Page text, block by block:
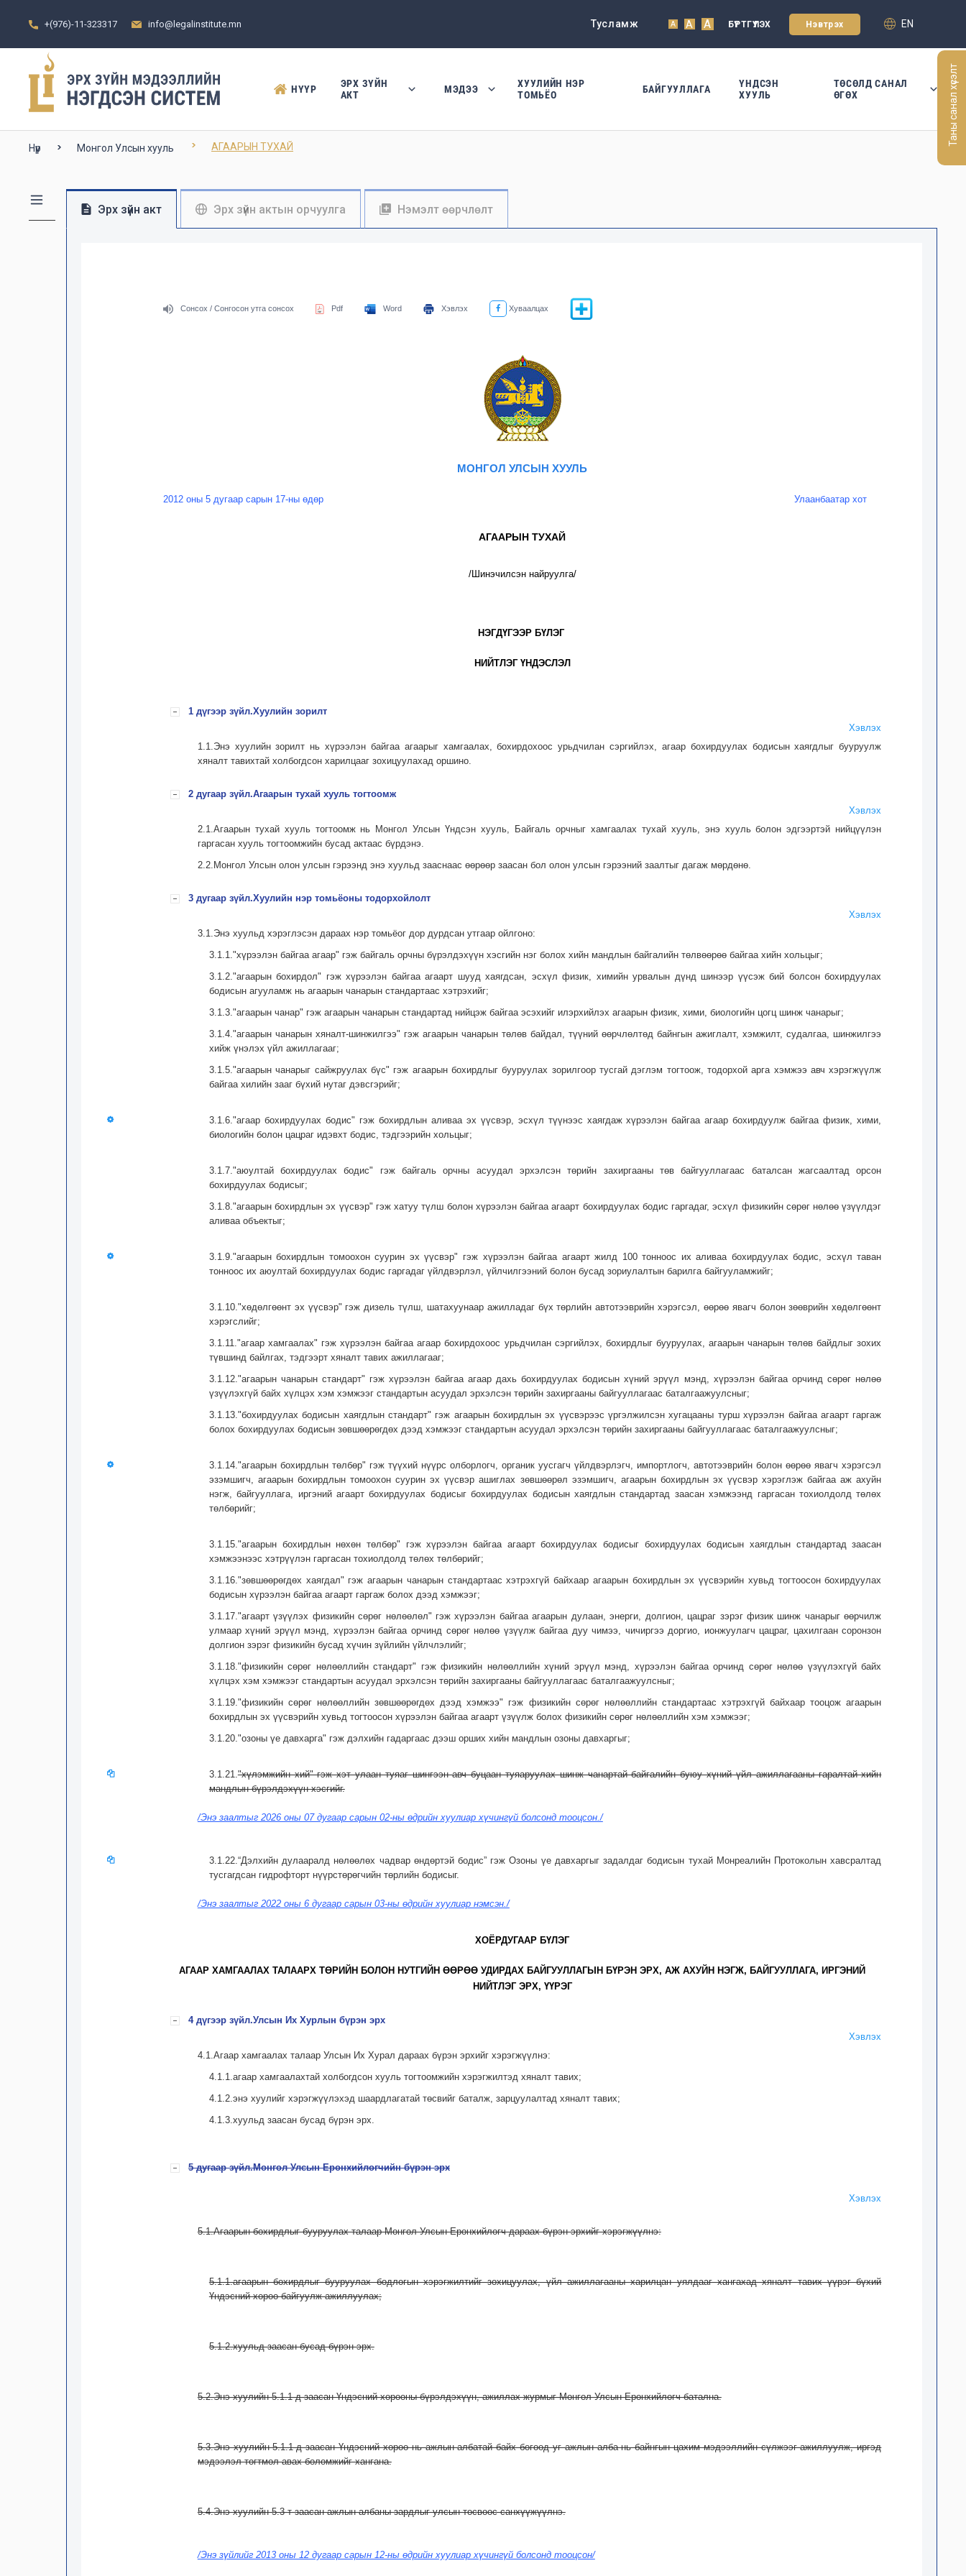
+(976)-11-323317 info@legalinstitute.mn Тусламж A A A БҮРТГҮҮЛЭХ Нэвтрэх EN
НҮҮР
ЭРХ ЗҮЙН
АКТ
МЭДЭЭ
ХУУЛИЙН НЭР
ТОМЬЁО
БАЙГУУЛЛАГА
ҮНДСЭН
ХУУЛЬ
ТӨСӨЛД САНАЛ
ӨГӨХ
Нүүр Монгол Улсын хууль АГААРЫН ТУХАЙ
Эрх зүйн акт Эрх зүйн актын орчуулга Нэмэлт өөрчлөлт
Сонсох / Сонгосон утга сонсох Pdf Word Хэвлэх Хуваалцах
МОНГОЛ УЛСЫН ХУУЛЬ
2012 оны 5 дугаар сарын 17-ны өдөр Улаанбаатар хот
АГААРЫН ТУХАЙ
/Шинэчилсэн найруулга/
НЭГДҮГЭЭР БҮЛЭГ
НИЙТЛЭГ ҮНДЭСЛЭЛ
1 дүгээр зүйл.Хуулийн зорилт
Хэвлэх
1.1.Энэ хуулийн зорилт нь хүрээлэн байгаа агаарыг хамгаалах, бохирдохоос урьдчилан сэргийлэх, агаар бохирдуулах бодисын хаягдлыг бууруулж
хяналт тавихтай холбогдсон харилцааг зохицуулахад оршино.
2 дугаар зүйл.Агаарын тухай хууль тогтоомж
Хэвлэх
2.1.Агаарын тухай хууль тогтоомж нь Монгол Улсын Үндсэн хууль, Байгаль орчныг хамгаалах тухай хууль, энэ хууль болон эдгээртэй нийцүүлэн
гаргасан хууль тогтоомжийн бусад актаас бүрдэнэ.
2.2.Монгол Улсын олон улсын гэрээнд энэ хуульд зааснаас өөрөөр заасан бол олон улсын гэрээний заалтыг дагаж мөрдөнө.
3 дугаар зүйл.Хуулийн нэр томьёоны тодорхойлолт
Хэвлэх
3.1.Энэ хуульд хэрэглэсэн дараах нэр томьёог дор дурдсан утгаар ойлгоно:
3.1.1."хүрээлэн байгаа агаар" гэж байгаль орчны бүрэлдэхүүн хэсгийн нэг болох хийн мандлын байгалийн төлвөөрөө байгаа хийн хольцыг;
3.1.2."агаарын бохирдол" гэж хүрээлэн байгаа агаарт шууд хаягдсан, эсхүл физик, химийн урвалын дүнд шинээр үүсэж бий болсон бохирдуулах
бодисын агууламж нь агаарын чанарын стандартаас хэтрэхийг;
3.1.3."агаарын чанар" гэж агаарын чанарын стандартад нийцэж байгаа эсэхийг илэрхийлэх агаарын физик, хими, биологийн цогц шинж чанарыг;
3.1.4."агаарын чанарын хяналт-шинжилгээ" гэж агаарын чанарын төлөв байдал, түүний өөрчлөлтөд байнгын ажиглалт, хэмжилт, судалгаа, шинжилгээ
хийж үнэлэх үйл ажиллагааг;
3.1.5."агаарын чанарыг сайжруулах бүс" гэж агаарын бохирдлыг бууруулах зорилгоор тусгай дэглэм тогтоож, тодорхой арга хэмжээ авч хэрэгжүүлж
байгаа хилийн зааг бүхий нутаг дэвсгэрийг;
3.1.6."агаар бохирдуулах бодис" гэж бохирдлын аливаа эх үүсвэр, эсхүл түүнээс хаягдаж хүрээлэн байгаа агаар бохирдуулж байгаа физик, хими,
биологийн болон цацраг идэвхт бодис, тэдгээрийн хольцыг;
3.1.7."аюултай бохирдуулах бодис" гэж байгаль орчны асуудал эрхэлсэн төрийн захиргааны төв байгууллагаас баталсан жагсаалтад орсон
бохирдуулах бодисыг;
3.1.8."агаарын бохирдлын эх үүсвэр" гэж хатуу түлш болон хүрээлэн байгаа агаарт бохирдуулах бодис гаргадаг, эсхүл физикийн сөрөг нөлөө үзүүлдэг
аливаа объектыг;
3.1.9."агаарын бохирдлын томоохон суурин эх үүсвэр" гэж хүрээлэн байгаа агаарт жилд 100 тонноос их аливаа бохирдуулах бодис, эсхүл таван
тонноос их аюултай бохирдуулах бодис гаргадаг үйлдвэрлэл, үйлчилгээний болон бусад зориулалтын барилга байгууламжийг;
3.1.10."хөдөлгөөнт эх үүсвэр" гэж дизель түлш, шатахуунаар ажилладаг бүх төрлийн автотээврийн хэрэгсэл, өөрөө явагч болон зөөврийн хөдөлгөөнт
хэрэгслийг;
3.1.11."агаар хамгаалах" гэж хүрээлэн байгаа агаар бохирдохоос урьдчилан сэргийлэх, бохирдлыг бууруулах, агаарын чанарын төлөв байдлыг зохих
түвшинд байлгах, тэдгээрт хяналт тавих ажиллагааг;
3.1.12."агаарын чанарын стандарт" гэж хүрээлэн байгаа агаар дахь бохирдуулах бодисын хүний эрүүл мэнд, хүрээлэн байгаа орчинд сөрөг нөлөө
үзүүлэхгүй байх хүлцэх хэм хэмжээг стандартын асуудал эрхэлсэн төрийн захиргааны байгууллагаас баталгаажуулсныг;
3.1.13."бохирдуулах бодисын хаягдлын стандарт" гэж агаарын бохирдлын эх үүсвэрээс үргэлжилсэн хугацааны турш хүрээлэн байгаа агаарт гаргаж
болох бохирдуулах бодисын зөвшөөрөгдөх дээд хэмжээг стандартын асуудал эрхэлсэн төрийн захиргааны байгууллагаас баталгаажуулсныг;
3.1.14."агаарын бохирдлын төлбөр" гэж түүхий нүүрс олборлогч, органик уусгагч үйлдвэрлэгч, импортлогч, автотээврийн болон өөрөө явагч хэрэгсэл
эзэмшигч, агаарын бохирдлын томоохон суурин эх үүсвэр ашиглах зөвшөөрөл эзэмшигч, агаарын бохирдлын эх үүсвэр хэрэглэж байгаа аж ахуйн
нэгж, байгууллага, иргэний агаарт бохирдуулах бодисыг бохирдуулах бодисын хаягдлын стандартад заасан хэмжээнд гаргасан тохиолдолд төлөх
төлбөрийг;
3.1.15."агаарын бохирдлын нөхөн төлбөр" гэж хүрээлэн байгаа агаарт бохирдуулах бодисыг бохирдуулах бодисын хаягдлын стандартад заасан
хэмжээнээс хэтрүүлэн гаргасан тохиолдолд төлөх төлбөрийг;
3.1.16."зөвшөөрөгдөх хаягдал" гэж агаарын чанарын стандартаас хэтрэхгүй байхаар агаарын бохирдлын эх үүсвэрийн хувьд тогтоосон бохирдуулах
бодисын хүрээлэн байгаа агаарт гаргаж болох дээд хэмжээг;
3.1.17."агаарт үзүүлэх физикийн сөрөг нөлөөлөл" гэж хүрээлэн байгаа агаарын дулаан, энерги, долгион, цацраг зэрэг физик шинж чанарыг өөрчилж
улмаар хүний эрүүл мэнд, хүрээлэн байгаа орчинд сөрөг нөлөө үзүүлж байгаа дуу чимээ, чичиргээ доргио, ионжуулагч цацраг, цахилгаан соронзон
долгион зэрэг физикийн бусад хүчин зүйлийн үйлчлэлийг;
3.1.18."физикийн сөрөг нөлөөллийн стандарт" гэж физикийн нөлөөллийн хүний эрүүл мэнд, хүрээлэн байгаа орчинд сөрөг нөлөө үзүүлэхгүй байх
хүлцэх хэм хэмжээг стандартын асуудал эрхэлсэн төрийн захиргааны байгууллагаас баталгаажуулсныг;
3.1.19."физикийн сөрөг нөлөөллийн зөвшөөрөгдөх дээд хэмжээ" гэж физикийн сөрөг нөлөөллийн стандартаас хэтрэхгүй байхаар тооцож агаарын
бохирдлын эх үүсвэрийн хувьд тогтоосон хүрээлэн байгаа агаарт үзүүлж болох физикийн сөрөг нөлөөллийн хэм хэмжээг;
3.1.20."озоны үе давхарга" гэж дэлхийн гадаргаас дээш орших хийн мандлын озоны давхаргыг;
3.1.21."хүлэмжийн хий" гэж хэт улаан туяаг шингээн авч буцаан туяаруулах шинж чанартай байгалийн буюу хүний үйл ажиллагааны гаралтай хийн
мандлын бүрэлдэхүүн хэсгийг.
/Энэ заалтыг 2026 оны 07 дугаар сарын 02-ны өдрийн хуулиар хүчингүй болсонд тооцсон./
3.1.22.“Дэлхийн дулааралд нөлөөлөх чадвар өндөртэй бодис” гэж Озоны үе давхаргыг задалдаг бодисын тухай Монреалийн Протоколын хавсралтад
тусгагдсан гидрофторт нүүрстөрөгчийн төрлийн бодисыг.
/Энэ заалтыг 2022 оны 6 дугаар сарын 03-ны өдрийн хуулиар нэмсэн./
ХОЁРДУГААР БҮЛЭГ
АГААР ХАМГААЛАХ ТАЛААРХ ТӨРИЙН БОЛОН НУТГИЙН ӨӨРӨӨ УДИРДАХ БАЙГУУЛЛАГЫН БҮРЭН ЭРХ, АЖ АХУЙН НЭГЖ, БАЙГУУЛЛАГА, ИРГЭНИЙ
НИЙТЛЭГ ЭРХ, ҮҮРЭГ
4 дүгээр зүйл.Улсын Их Хурлын бүрэн эрх
Хэвлэх
4.1.Агаар хамгаалах талаар Улсын Их Хурал дараах бүрэн эрхийг хэрэгжүүлнэ:
4.1.1.агаар хамгаалахтай холбогдсон хууль тогтоомжийн хэрэгжилтэд хяналт тавих;
4.1.2.энэ хуулийг хэрэгжүүлэхэд шаардлагатай төсвийг баталж, зарцуулалтад хяналт тавих;
4.1.3.хуульд заасан бусад бүрэн эрх.
5 дугаар зүйл.Монгол Улсын Ерөнхийлөгчийн бүрэн эрх
Хэвлэх
5.1.Агаарын бохирдлыг бууруулах талаар Монгол Улсын Ерөнхийлөгч дараах бүрэн эрхийг хэрэгжүүлнэ:
5.1.1.агаарын бохирдлыг бууруулах бодлогын хэрэгжилтийг зохицуулах, үйл ажиллагааны харилцан уялдааг хангахад хяналт тавих үүрэг бүхий
Үндэсний хороо байгуулж ажиллуулах;
5.1.2.хуульд заасан бусад бүрэн эрх.
5.2.Энэ хуулийн 5.1.1-д заасан Үндэсний хорооны бүрэлдэхүүн, ажиллах журмыг Монгол Улсын Ерөнхийлөгч батална.
5.3.Энэ хуулийн 5.1.1-д заасан Үндэсний хороо нь ажлын албатай байх бөгөөд уг ажлын алба нь байнгын цахим мэдээллийн сүлжээг ажиллуулж, иргэд
мэдээлэл тогтмол авах боломжийг хангана.
5.4.Энэ хуулийн 5.3-т заасан ажлын албаны зардлыг улсын төсвөөс санхүүжүүлнэ.
/Энэ зүйлийг 2013 оны 12 дугаар сарын 12-ны өдрийн хуулиар хүчингүй болсонд тооцсон/
Таны санал хүсэлт